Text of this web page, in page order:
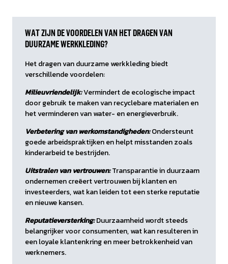
WAT ZIJN DE VOORDELEN VAN HET DRAGEN VAN
DUURZAME WERKKLEDING?
Het dragen van duurzame werkkleding biedt
verschillende voordelen:
Milieuvriendelijk:Vermindert de ecologische impact
door gebruik te maken van recyclebare materialen en
het verminderen van water- en energieverbruik.
Verbetering van werkomstandigheden:Ondersteunt
goede arbeidspraktijken en helpt misstanden zoals
kinderarbeid te bestrijden.
Uitstralen van vertrouwen:Transparantie in duurzaam
ondernemen creëert vertrouwen bij klanten en
investeerders, wat kan leiden tot een sterke reputatie
en nieuwe kansen.
Reputatieversterking:Duurzaamheid wordt steeds
belangrijker voor consumenten, wat kan resulteren in
een loyale klantenkring en meer betrokkenheid van
werknemers.